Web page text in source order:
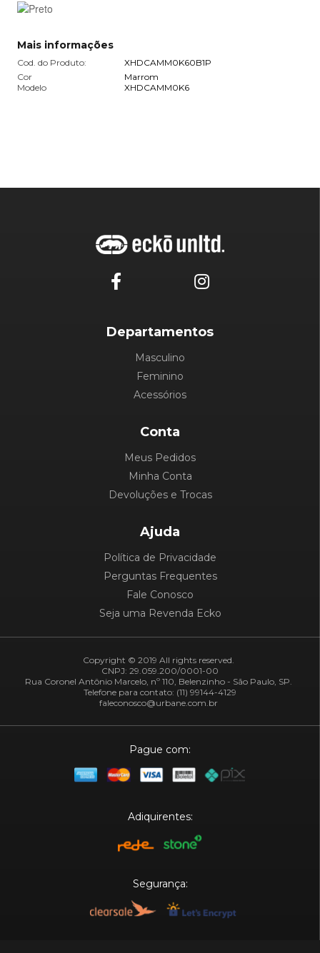
Mais informações
Cod. do Produto:
XHDCAMM0K60B1P
Cor
Marrom
Modelo
XHDCAMM0K6
Departamentos
Masculino
Feminino
Acessórios
Conta
Meus Pedidos
Minha Conta
Devoluções e Trocas
Ajuda
Política de Privacidade
Perguntas Frequentes
Fale Conosco
Seja uma Revenda Ecko
Copyright © 2019 All rights reserved.
CNPJ: 29.059.200/0001-00
Rua Coronel Antônio Marcelo, nº 110, Belenzinho - São Paulo, SP.
Telefone para contato: (11) 99144-4129
faleconosco@urbane.com.br
Pague com:
Adiquirentes:
Segurança: